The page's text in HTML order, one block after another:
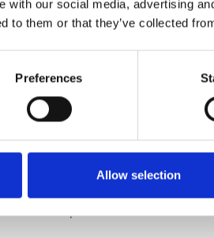
with our social media, advertising
to them or that they’ve collected
Preferences
Allow selection
o prezență care impune
firesc.E stoică, lucidă și,
de soțul ei, fiica și băiețelul
ei, fără să-și piardă stilul,
fi „Intro” – The xx; calm,
ar fi un film? „Lost in
și mister care te face să